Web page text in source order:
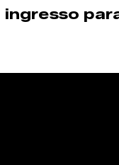
ingresso